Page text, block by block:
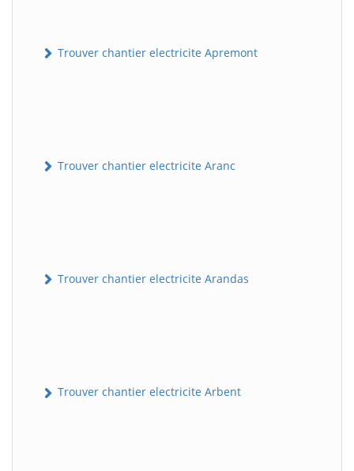
Trouver chantier electricite Apremont
Trouver chantier electricite Aranc
Trouver chantier electricite Arandas
Trouver chantier electricite Arbent